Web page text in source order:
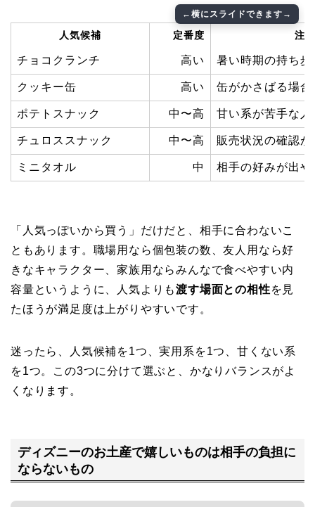
人気候補 定番度 注
チョコクランチ 高い 暑い時期の持ち
クッキー缶 高い 缶がかさばる場合
ポテトスナック 中〜高 甘い系が苦手な人
チュロススナック 中〜高 販売状況の確認が
ミニタオル 中 相手の好みが出や
「人気っぽいから買う」だけだと、相手に合わないこ
ともあります。職場用なら個包装の数、友人用なら好
きなキャラクター、家族用ならみんなで食べやすい内
容量というように、人気よりも渡す場面との相性を見
たほうが満足度は上がりやすいです。
迷ったら、人気候補を1つ、実用系を1つ、甘くない系
を1つ。この3つに分けて選ぶと、かなりバランスがよ
くなります。
ディズニーのお土産で嬉しいものは相手の負担に
ならないもの